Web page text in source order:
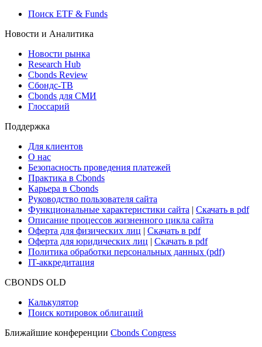
Поиск ETF & Funds
Новости и Аналитика
Новости рынка
Research Hub
Cbonds Review
Сбондс-ТВ
Cbonds для СМИ
Глоссарий
Поддержка
Для клиентов
О нас
Безопасность проведения платежей
Практика в Cbonds
Карьера в Cbonds
Руководство пользователя сайта
Функциональные характеристики сайта | Скачать в pdf
Описание процессов жизненного цикла сайта
Оферта для физических лиц | Скачать в pdf
Оферта для юридических лиц | Скачать в pdf
Политика обработки персональных данных (pdf)
IT-аккредитация
CBONDS OLD
Калькулятор
Поиск котировок облигаций
Ближайшие конференции Cbonds Congress